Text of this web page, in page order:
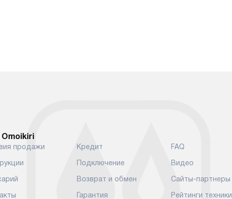
продажи
Кредит
Подключение
Возврат и обмен
Гарантия
FAQ
Видео
Сайты-партнеры
Рейтинги техники